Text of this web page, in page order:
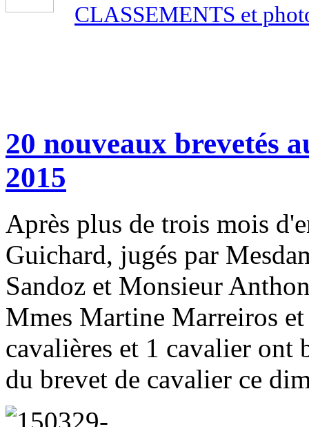
CLASSEMENTS et
20 nouveaux brevetés
2015
Après plus de trois mois
Guichard, jugés par
Sandoz et Monsieur
Mmes Martine Marreiros
cavalières et 1 cavalier ont
du brevet de cavalier ce